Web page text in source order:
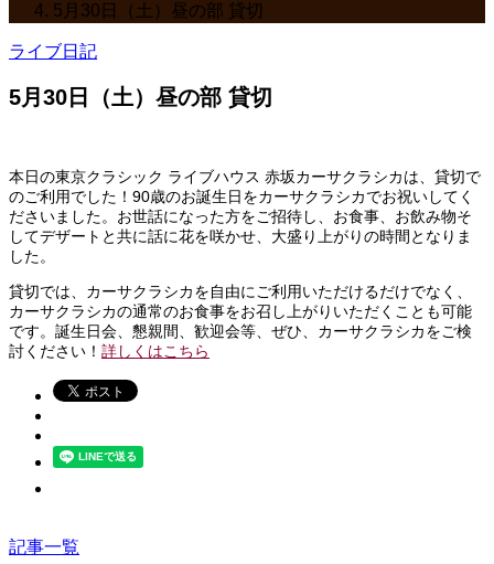
5月30日（土）昼の部 貸切
ライブ日記
5月30日（土）昼の部 貸切
本日の東京クラシック ライブハウス 赤坂カーサクラシカは、貸切で
のご利用でした！90歳のお誕生日をカーサクラシカでお祝いしてく
ださいました。お世話になった方をご招待し、お食事、お飲み物そ
してデザートと共に話に花を咲かせ、大盛り上がりの時間となりま
した。
貸切では、カーサクラシカを自由にご利用いただけるだけでなく、
カーサクラシカの通常のお食事をお召し上がりいただくことも可能
です。誕生日会、懇親間、歓迎会等、ぜひ、カーサクラシカをご検
討ください！ 詳しくはこちら
記事一覧